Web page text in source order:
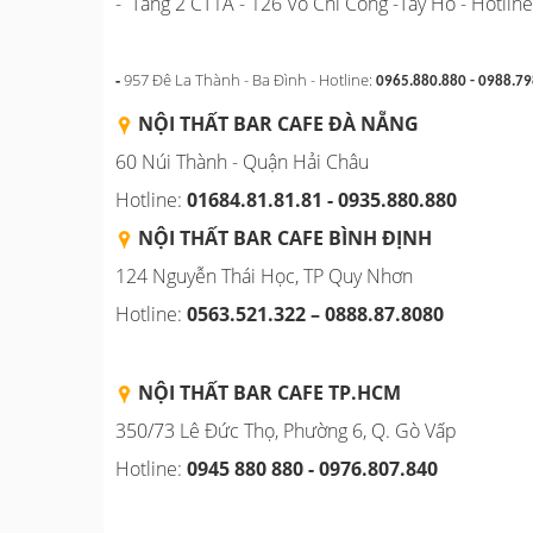
-957 Đê La Thành - Ba Đình - Hotline: 0965.880.880 -
NỘI THẤT BAR CAFE ĐÀ NẴNG
60 Núi Thành - Quận Hải Châu
Hotline: 01684.81.81.81 - 0935.880.880
NỘI THẤT BAR CAFE BÌNH ĐỊNH
124 Nguyễn Thái Học, TP Quy Nhơn
Hotline: 0563.521.322 – 0888.87.8080
NỘI THẤT BAR CAFE TP.HCM
350/73 Lê Đức Thọ, Phường 6, Q. Gò Vấp
Hotline: 0945 880 880 - 0976.807.840